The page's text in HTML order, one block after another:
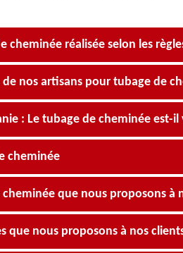
cheminée réalisée selon les
de nos artisans pour tubage de
: Le tubage de cheminée est-
cheminée
cheminée que nous proposons à
que nous proposons à nos